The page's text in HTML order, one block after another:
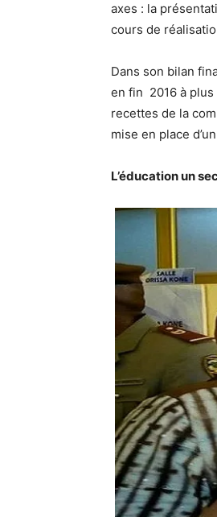
axes : la
cours de
Dans son bilan
en fin 2016 à
recettes de la
mise en place
L’éducation un